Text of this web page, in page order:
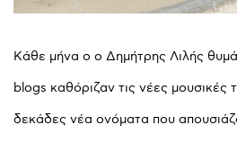
Kάθε μήνα ο ο Δημήτρης Λιλής
blogs καθόριζαν τις νέες μουσικές
δεκάδες νέα ονόματα που